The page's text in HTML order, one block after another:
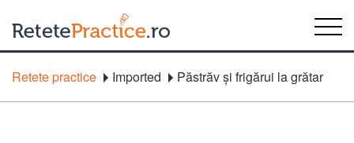
Retete practice Imported Păstrăv şi frigărui la grătar